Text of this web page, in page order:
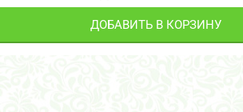
ДОБАВИТЬ В КОРЗИНУ